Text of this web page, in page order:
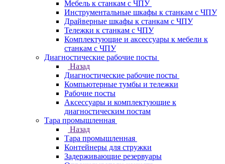
Мебель к станкам с ЧПУ
Инструментальные шкафы к станкам с ЧПУ
Драйверные шкафы к станкам с ЧПУ
Тележки к станкам с ЧПУ
Комплектующие и аксессуары к мебели к
станкам с ЧПУ
Диагностические рабочие посты
Назад
Диагностические рабочие посты
Компьютерные тумбы и тележки
Рабочие посты
Аксессуары и комплектующие к
диагностическим постам
Тара промышленная
Назад
Тара промышленная
Контейнеры для стружки
Задерживающие резервуары